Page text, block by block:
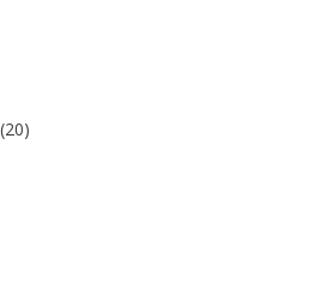
(20)